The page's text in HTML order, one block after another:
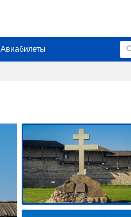
Авиабилеты